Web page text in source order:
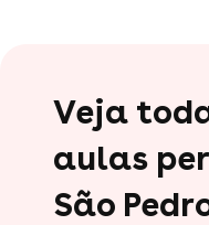
Veja
aulas
São